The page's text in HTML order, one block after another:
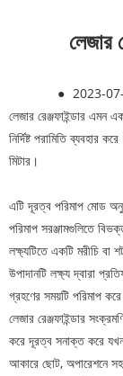
লেজার
● 2023-
লেজার রেঞ্জফাইন্ডার এমন
নির্দিষ্ট পরামিতি ব্যবহার
মিটার।
এটি দূরত্ব পরিমাপ মোড
পরিমাপ সরঞ্জামগুলিতে
লক্ষ্যটিতে একটি মরীচি বা
উপাদানটি লক্ষ্য দ্বারা
গ্রহণের সময়টি পরিমাপ
লেজার রেঞ্জফাইন্ডার
করে দূরত্ব সনাক্ত করে যখন
আকারে ছোট, অপারেশনে